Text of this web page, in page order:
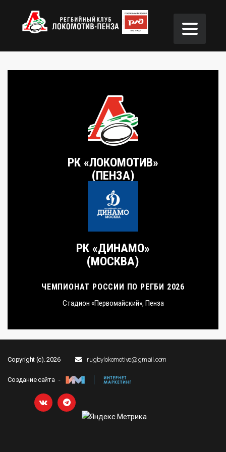
РК «ЛОКОМОТИВ»
(ПЕНЗА)
РК «ДИНАМО»
(МОСКВА)
ЧЕМПИОНАТ РОССИИ ПО РЕГБИ 2026
Стадион «Первомайский», Пенза
Copyright (c). 2026 rugbylokomotive@gmail.com
Создание сайта -